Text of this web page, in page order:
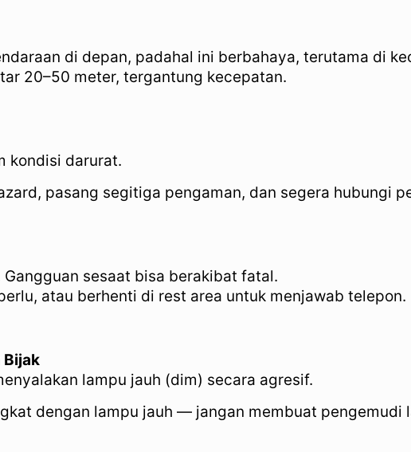
di depan, padahal ini berbahaya, terutama di
20–50 meter, tergantung kecepatan.
kondisi darurat.
pasang segitiga pengaman, dan segera hubungi
sesaat bisa berakibat fatal.
atau berhenti di rest area untuk menjawab telepon.
Bijak
lampu jauh (dim) secara agresif.
dengan lampu jauh — jangan membuat pengemudi